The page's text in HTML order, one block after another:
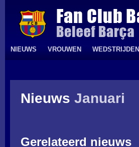
NIEUWS VROUWEN WEDSTRIJDEN
Nieuws Januari
Gerelateerd nieuws